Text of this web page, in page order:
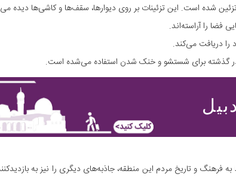
شده است. این تزئینات بر روی دیوارها، سقف‌ها و کاشی‌ها دیده
فضا را آراسته‌اند.
را دریافت می‌کند.
برای شستشو و خنک شدن استفاده می‌شده است.
فرهنگ و تاریخ مردم این منطقه، جاذبه‌های دیگری را نیز به